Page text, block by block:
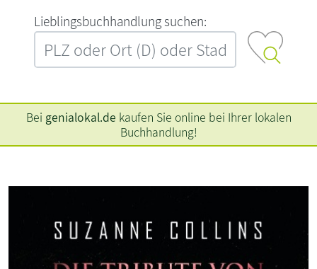
L‍i‍e‍b‍l‍i‍n‍g‍s‍b‍u‍c‍h‍h‍a‍n‍d‍l‍u‍n‍g‍ ‍s‍u‍c‍h‍e‍n‍:‍
Bei genialokal.de kaufen Sie online bei Ihrer lokalen
Buchhandlung!